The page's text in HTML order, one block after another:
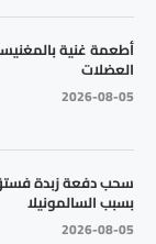
أطعمة غنية
العضلات
2026-08-05
بسبب السالمونيلا
2026-08-05